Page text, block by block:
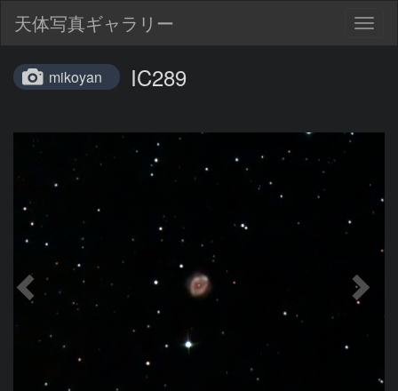
天体写真ギャラリー
mikoyan IC289